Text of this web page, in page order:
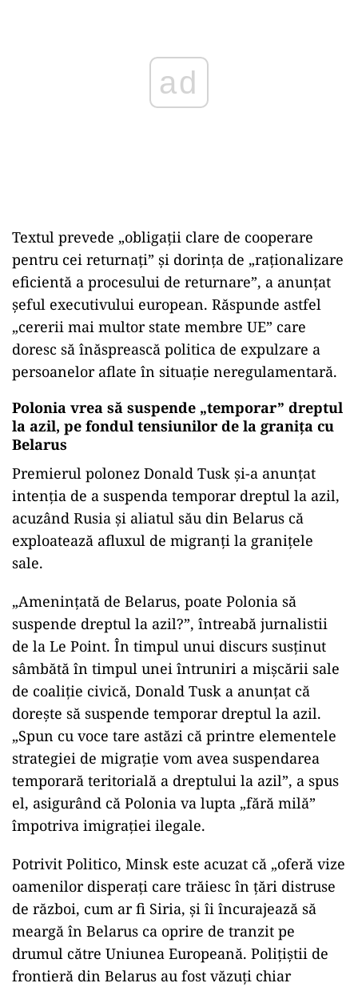
ad
Textul prevede „obligații clare de cooperare
pentru cei returnați” și dorința de „raționalizare
eficientă a procesului de returnare”, a anunțat
șeful executivului european. Răspunde astfel
„cererii mai multor state membre UE” care
doresc să înăsprească politica de expulzare a
persoanelor aflate în situație neregulamentară.
Polonia vrea să suspende „temporar” dreptul
la azil, pe fondul tensiunilor de la granița cu
Belarus
Premierul polonez Donald Tusk și-a anunțat
intenția de a suspenda temporar dreptul la azil,
acuzând Rusia și aliatul său din Belarus că
exploatează afluxul de migranți la granițele
sale.
„Amenințată de Belarus, poate Polonia să
suspende dreptul la azil?”, întreabă jurnalistii
de la Le Point. În timpul unui discurs susținut
sâmbătă în timpul unei întruniri a mișcării sale
de coaliție civică, Donald Tusk a anunțat că
dorește să suspende temporar dreptul la azil.
„Spun cu voce tare astăzi că printre elementele
strategiei de migrație vom avea suspendarea
temporară teritorială a dreptului la azil”, a spus
el, asigurând că Polonia va lupta „fără milă”
împotriva imigrației ilegale.
Potrivit Politico, Minsk este acuzat că „oferă vize
oamenilor disperați care trăiesc în țări distruse
de război, cum ar fi Siria, și îi încurajează să
meargă în Belarus ca oprire de tranzit pe
drumul către Uniunea Europeană. Polițiștii de
frontieră din Belarus au fost văzuți chiar